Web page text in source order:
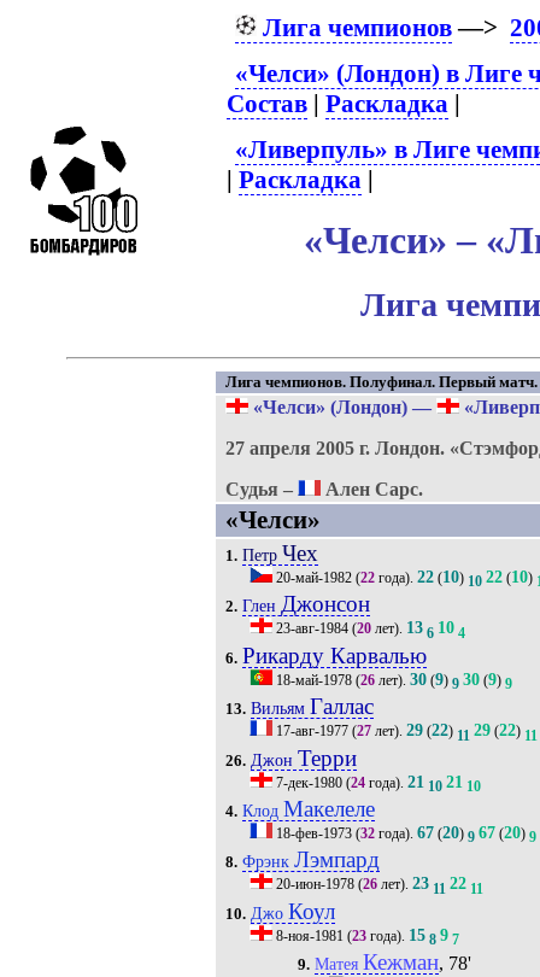
Лига чемпионов—>
«Челси» (Лондон) в Лиге
Состав |Раскладка |
«Ливерпуль» в Лиге
|Раскладка |
«Челси» –
Лига
Лига чемпионов. Полуфинал. Первый матч.
«Челси» (Лондон)—
27 апреля 2005 г. Лондон.
Судья –
Ален Сарс.
«Челси»
1. Петр Чех
20-май-1982(22года). 22(10) 10 22(10)
2. Глен Джонсон
23-авг-1984(20лет). 13 6 10 4
6. Рикарду Карвалью
18-май-1978(26лет). 30(9) 9 30(9) 9
13. Вильям Галлас
17-авг-1977(27лет). 29(22) 11 29(22) 11
26. Джон Терри
7-дек-1980(24года). 21 10 21 10
4. Клод Макелеле
18-фев-1973(32года). 67(20) 9 67(20) 9
8. Фрэнк Лэмпард
20-июн-1978(26лет). 23 11 22 11
10. Джо Коул
8-ноя-1981 (23года). 15 8 9 7
9. Матея Кежман, 78'